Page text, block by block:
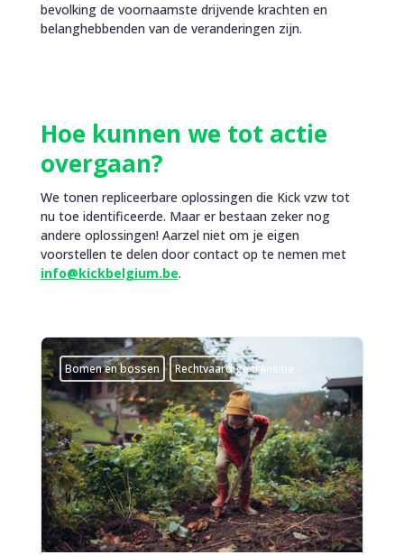
bevolking de voornaamste drijvende krachten en
belanghebbenden van de veranderingen zijn.
Hoe kunnen we tot actie
overgaan?
We tonen repliceerbare oplossingen die Kick vzw tot
nu toe identificeerde. Maar er bestaan zeker nog
andere oplossingen! Aarzel niet om je eigen
voorstellen te delen door contact op te nemen met
info@kickbelgium.be.
Bomen en bossen Rechtvaardige transitie